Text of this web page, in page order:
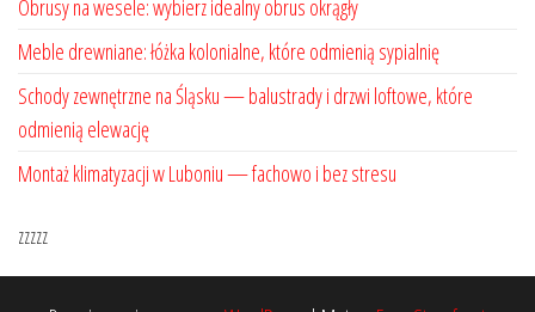
Obrusy na wesele: wybierz idealny obrus okrągły
Meble drewniane: łóżka kolonialne, które odmienią sypialnię
Schody zewnętrzne na Śląsku — balustrady i drzwi loftowe, które
odmienią elewację
Montaż klimatyzacji w Luboniu — fachowo i bez stresu
zzzzz